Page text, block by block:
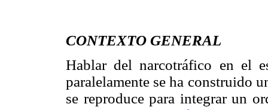
CONTEXTO GENERAL
Hablar del narcotráfico en el
paralelamente se ha construido
se reproduce para integrar un